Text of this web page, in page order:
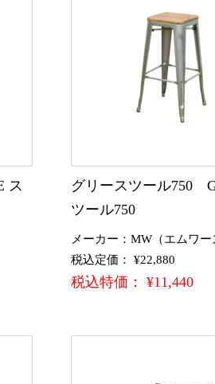
ス
グリースツール750
ツール750
メーカー：MW（エムワー
税込定価： ¥22,880
税込特価： ¥11,440